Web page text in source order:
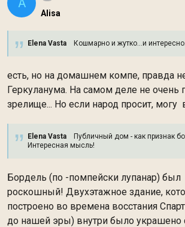
A
Alisa
Elena Vasta Кошмарно и жутко...и
есть, но на домашнем компе, правда
Геркуланума. На самом деле не очень
зрелище... Но если народ просит, могу
Elena Vasta Публичный дом - как признак
Интересная мысль!
Бордель (по -помпейски лупанар) был
роскошный! Двухэтажное здание,
построено во времена восстания
до нашей эры) внутри было